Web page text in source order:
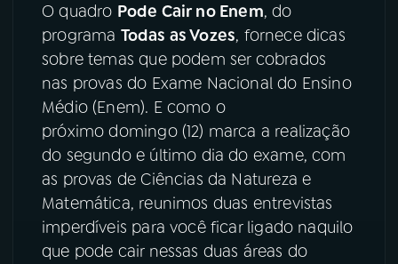
05PODCASTS
VIDEOCASTS
07ÚLTIMAS
08PRÊMIO RÁDIO MEC
O quadro Pode Cair no Enem, do
programa Todas as Vozes, fornece dicas
sobre temas que podem ser cobrados
nas provas do Exame Nacional do Ensino
Médio (Enem). E como o
próximo domingo (12) marca a realização
do segundo e último dia do exame, com
as provas de Ciências da Natureza e
Matemática, reunimos duas entrevistas
imperdíveis para você ficar ligado naquilo
que pode cair nessas duas áreas do